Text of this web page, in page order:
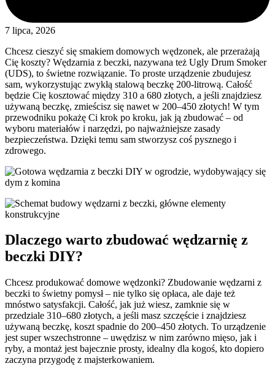
7 lipca, 2026
Chcesz cieszyć się smakiem domowych wędzonek, ale przerażają
Cię koszty? Wędzarnia z beczki, nazywana też Ugly Drum Smoker
(UDS), to świetne rozwiązanie. To proste urządzenie zbudujesz
sam, wykorzystując zwykłą stalową beczkę 200-litrową. Całość
będzie Cię kosztować między 310 a 680 złotych, a jeśli znajdziesz
używaną beczkę, zmieścisz się nawet w 200–450 złotych! W tym
przewodniku pokażę Ci krok po kroku, jak ją zbudować – od
wyboru materiałów i narzędzi, po najważniejsze zasady
bezpieczeństwa. Dzięki temu sam stworzysz coś pysznego i
zdrowego.
Dlaczego warto zbudować wędzarnię z
beczki DIY?
Chcesz produkować domowe wędzonki? Zbudowanie wędzarni z
beczki to świetny pomysł – nie tylko się opłaca, ale daje też
mnóstwo satysfakcji. Całość, jak już wiesz, zamknie się w
przedziale 310–680 złotych, a jeśli masz szczęście i znajdziesz
używaną beczkę, koszt spadnie do 200–450 złotych. To urządzenie
jest super wszechstronne – uwędzisz w nim zarówno mięso, jak i
ryby, a montaż jest bajecznie prosty, idealny dla kogoś, kto dopiero
zaczyna przygodę z majsterkowaniem.